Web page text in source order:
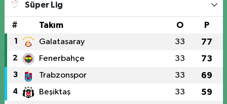
Süper Lig
# Takım O P
1 Galatasaray 33 77
2 Fenerbahçe 33 73
3 Trabzonspor 33 69
4 Beşiktaş 33 59